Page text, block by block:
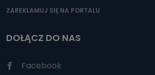
ZAREKLAMUJ SIĘ NA PORTALU
DOŁĄCZ DO NAS
Facebook